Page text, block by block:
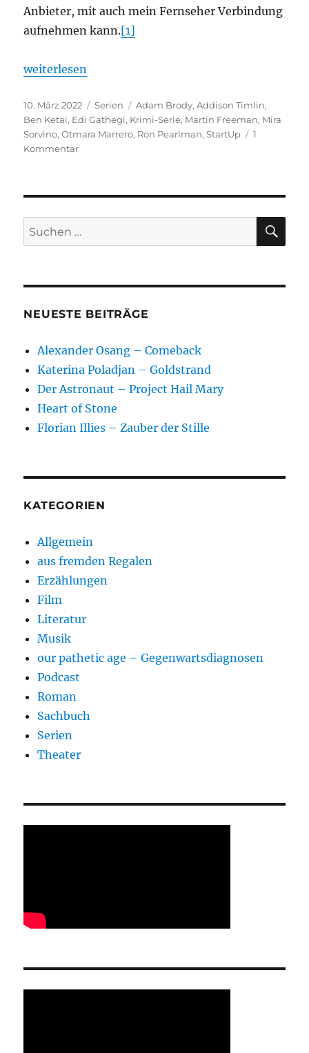
Anbieter, mit auch mein Fernseher Verbindung
aufnehmen kann.[1]
„StartUp“
weiterlesen
Veröffentlicht
am
10. März 2022 Kategorien
Serien Schlagwörter
Adam Brody,Addison Timlin,
Ben Ketai, Edi Gathegi, Krimi-Serie, Martin Freeman, Mira
Sorvino,Otmara Marrero, Ron Pearlman,StartUp
1
Kommentarzu
Suchen
nach:
NEUESTE BEITRÄGE
Alexander Osang – Comeback
Katerina Poladjan – Goldstrand
Der Astronaut – Project Hail Mary
Heart of Stone
Florian Illies – Zauber der Stille
KATEGORIEN
Allgemein
aus fremden Regalen
Erzählungen
Film
Literatur
Musik
our pathetic age – Gegenwartsdiagnosen
Podcast
Roman
Sachbuch
Serien
Theater